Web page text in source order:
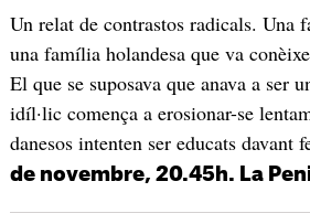
Un relat de contrastos radicals. Una
una família holandesa que va
El que se suposava que anava a ser
idíl·lic comença a erosionar-se
danesos intenten ser educats davant
de novembre, 20.45h. La